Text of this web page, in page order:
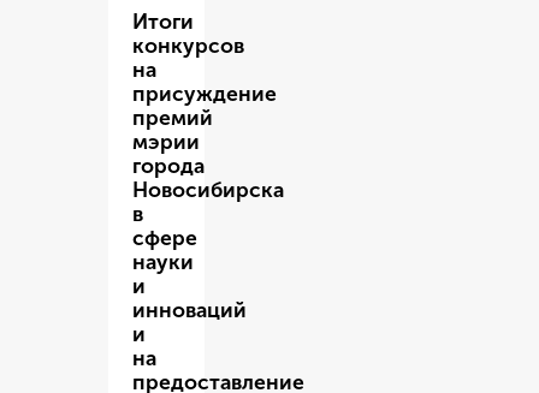
Итоги
конкурсов
на
присуждение
премий
мэрии
города
Новосибирска
в
сфере
науки
и
инноваций
и
на
предоставление